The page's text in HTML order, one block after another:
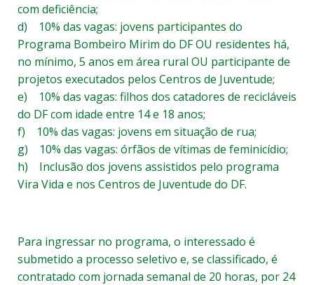
com deficiência;
d) 10% das vagas: jovens participantes do
Programa Bombeiro Mirim do DF OU residentes há,
no mínimo, 5 anos em área rural OU participante de
projetos executados pelos Centros de Juventude;
e) 10% das vagas: filhos dos catadores de recicláveis
do DF com idade entre 14 e 18 anos;
f) 10% das vagas: jovens em situação de rua;
g) 10% das vagas: órfãos de vítimas de feminicídio;
h) Inclusão dos jovens assistidos pelo programa
Vira Vida e nos Centros de Juventude do DF.
Para ingressar no programa, o interessado é
submetido a processo seletivo e, se classificado, é
contratado com jornada semanal de 20 horas, por 24